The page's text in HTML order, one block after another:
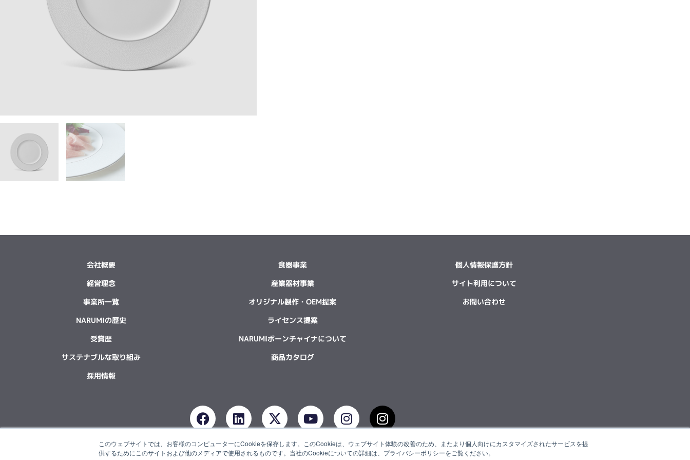
このウェブサイトでは、お客様のコンピューターにCookieを保存します。このCookieは、ウェブサイト体験の改善のため、またより個人向けにカスタマイズされたサービスを提
供するためにこのサイトおよび他のメディアで使用されるものです。当社のCookieについての詳細は、プライバシーポリシーをご覧ください。
会社概要
経営理念
事業所一覧
NARUMIの歴史
受賞歴
サステナブルな取り組み
採用情報
食器事業
産業器材事業
オリジナル製作・OEM提案
ライセンス提案
NARUMIボーンチャイナについて
商品カタログ
個人情報保護方針
サイト利用について
お問い合わせ
F
a
c
e
L
i
k
X
-
t
w
Y
o
t
I
n
t
I
n
s
t